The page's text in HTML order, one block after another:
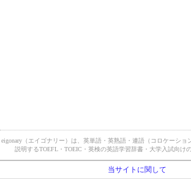
eigonary（エイゴナリー）は、英単語・英熟語・連語（コロケーショ
説明するTOEFL・TOEIC・英検の英語学習辞書・大学入試向け
当サイトに関して